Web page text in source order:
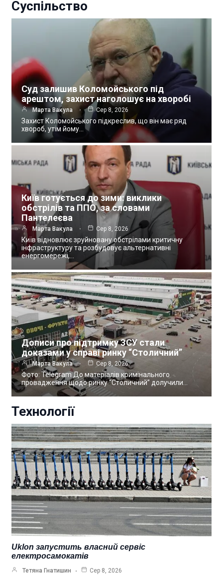
Суспільство
Суд залишив Коломойського під
арештом, захист наголошує на хворобі
Марта Вакула Сер 8, 2026
Захист Коломойського підкреслив, що він має ряд
хвороб, утім йому…
Київ готується до зими: виклики
обстрілів та ППО, за словами
Пантелеєва
Марта Вакула Сер 8, 2026
Київ відновлює зруйновану обстрілами критичну
інфраструктуру та розбудовує альтернативні
енергомережі,…
Дописи про підтримку ЗСУ стали
доказами у справі ринку “Столичний”
Марта Вакула Сер 8, 2026
Фото: Telegram До матеріалів кримінального
провадження щодо ринку “Столичний” долучили…
Технології
Uklon запустить власний сервіс
електросамокатів
Тетяна Гнатишин Сер 8, 2026